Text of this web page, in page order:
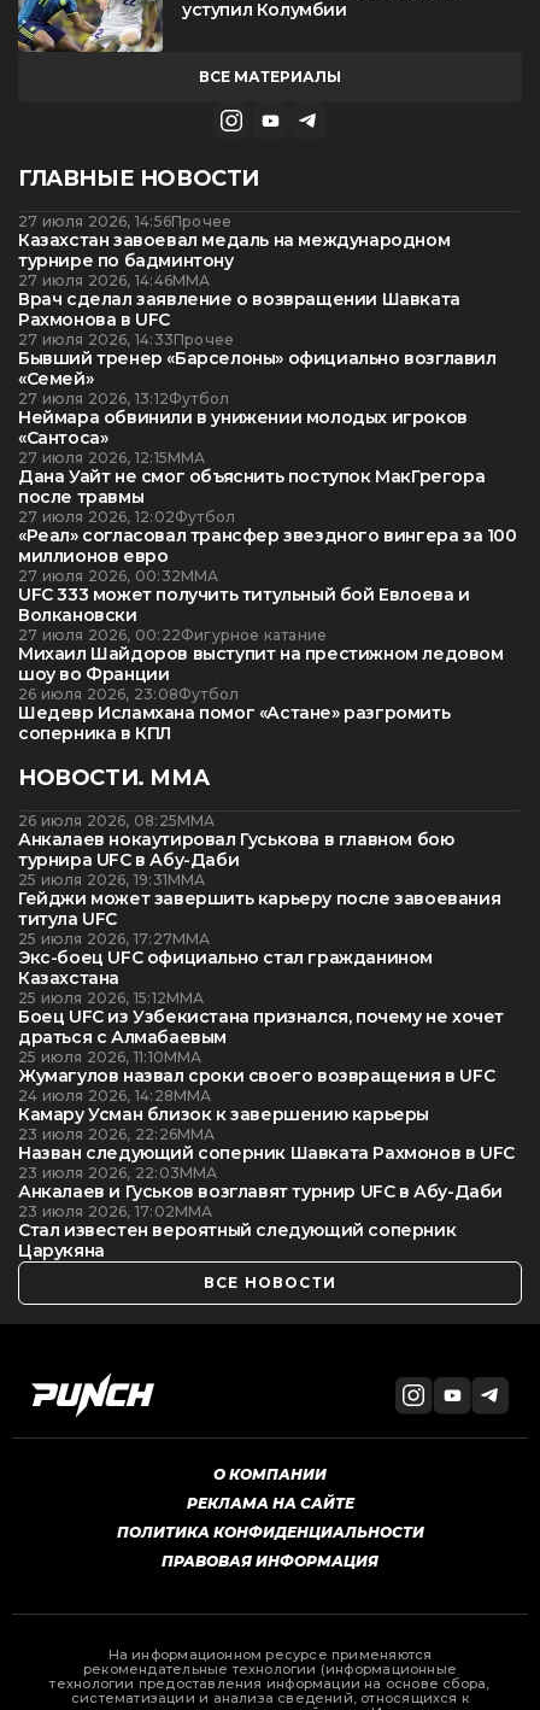
уступил Колумбии
ВСЕ МАТЕРИАЛЫ
ГЛАВНЫЕ НОВОСТИ
27 июля 2026, 14:56Прочее
Казахстан завоевал медаль на международном
турнире по бадминтону
27 июля 2026, 14:46ММА
Врач сделал заявление о возвращении Шавката
Рахмонова в UFC
27 июля 2026, 14:33Прочее
Бывший тренер «Барселоны» официально возглавил
«Семей»
27 июля 2026, 13:12Футбол
Неймара обвинили в унижении молодых игроков
«Сантоса»
27 июля 2026, 12:15ММА
Дана Уайт не смог объяснить поступок МакГрегора
после травмы
27 июля 2026, 12:02Футбол
«Реал» согласовал трансфер звездного вингера за 100
миллионов евро
27 июля 2026, 00:32ММА
UFC 333 может получить титульный бой Евлоева и
Волкановски
27 июля 2026, 00:22Фигурное катание
Михаил Шайдоров выступит на престижном ледовом
шоу во Франции
26 июля 2026, 23:08Футбол
Шедевр Исламхана помог «Астане» разгромить
соперника в КПЛ
НОВОСТИ. ММА
26 июля 2026, 08:25ММА
Анкалаев нокаутировал Гуськова в главном бою
турнира UFC в Абу-Даби
25 июля 2026, 19:31ММА
Гейджи может завершить карьеру после завоевания
титула UFC
25 июля 2026, 17:27ММА
Экс-боец UFC официально стал гражданином
Казахстана
25 июля 2026, 15:12ММА
Боец UFC из Узбекистана признался, почему не хочет
драться с Алмабаевым
25 июля 2026, 11:10ММА
Жумагулов назвал сроки своего возвращения в UFC
24 июля 2026, 14:28ММА
Камару Усман близок к завершению карьеры
23 июля 2026, 22:26ММА
Назван следующий соперник Шавката Рахмонов в UFC
23 июля 2026, 22:03ММА
Анкалаев и Гуськов возглавят турнир UFC в Абу-Даби
23 июля 2026, 17:02ММА
Стал известен вероятный следующий соперник
Царукяна
ВСЕ НОВОСТИ
О КОМПАНИИ
РЕКЛАМА НА САЙТЕ
ПОЛИТИКА КОНФИДЕНЦИАЛЬНОСТИ
ПРАВОВАЯ ИНФОРМАЦИЯ
На информационном ресурсе применяются
рекомендательные технологии (информационные
технологии предоставления информации на основе сбора,
систематизации и анализа сведений, относящихся к